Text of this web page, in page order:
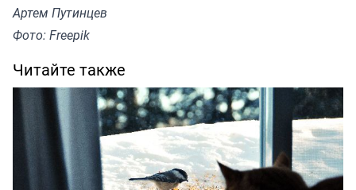
Артем Путинцев
Фото: Freepik
Читайте также